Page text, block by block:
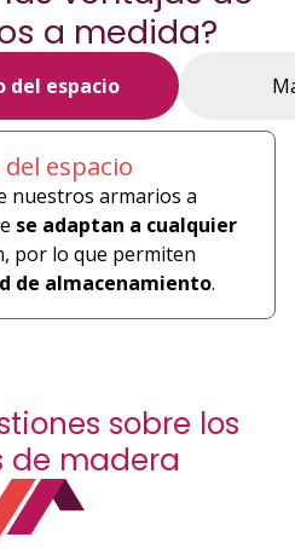
a medida?
del espacio
espacio
nuestros armarios a
se adaptan a cualquier
por lo que permiten
de almacenamiento.
sobre los
de madera